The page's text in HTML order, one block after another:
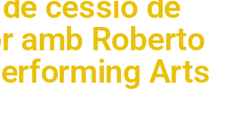
amb Roberto
Arts